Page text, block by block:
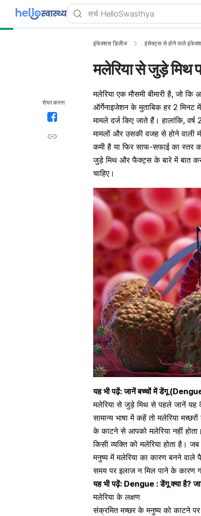
शेयर करना
इंफेक्शस डिजीज इंसेक्ट्स से होने वाले
मलेरिया से जुड़े मिथ
मलेरिया एक मौसमी बीमारी है, जो
ऑर्गेनाइजेशन के मुताबिक हर 2 मिनट
मामले दर्ज किए जाते हैं। हालांकि,
मामलों और उसकी वजह से होने वाली
कमी है या फिर साफ-सफाई का स्तर
जुड़ेमिथ और फैक्ट्स के बारे में बात
चाहिए।
यह भी पढ़ें:जानें बच्चों में डेंगू
मलेरिया से जुड़े मिथ से पहले जानें यह
सामान्य भाषा में कहें तो मलेरिया
के काटने से आपको मलेरिया नहीं
किसी व्यक्ति को मलेरिया होता है।
मनुष्य में मलेरिया का कारण बनने वाले
समय पर इलाज न मिल पाने के कारण
यह भी पढ़ें: Dengue : डेंगू क्या है?
मलेरिया के लक्षण
संक्रमित मच्छर के मनुष्य को काटने पर